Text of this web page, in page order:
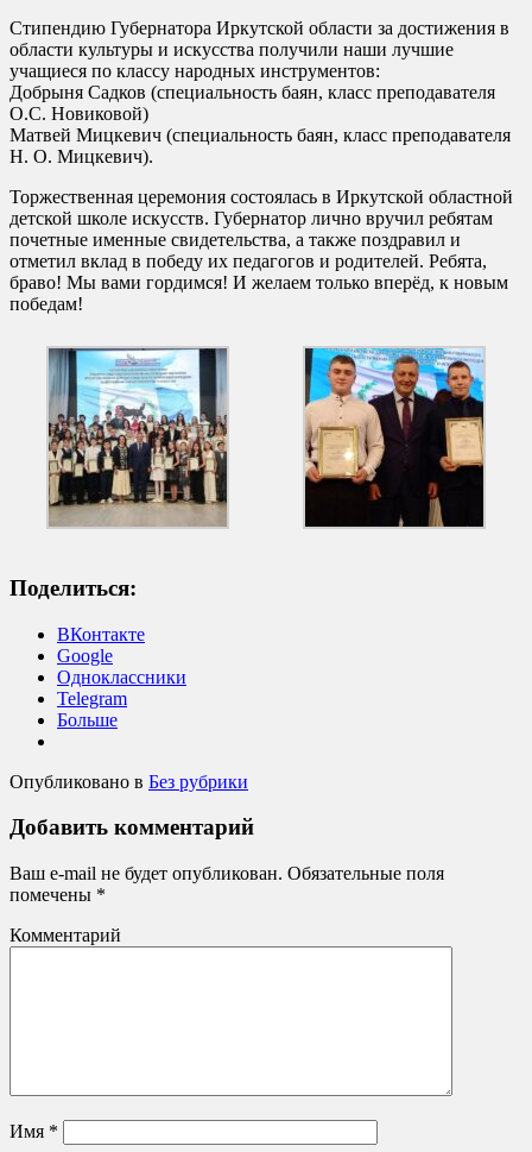
Стипендию Губернатора Иркутской области за достижения в
области культуры и искусства получили наши лучшие
учащиеся по классу народных инструментов:
Добрыня Садков (специальность баян, класс преподавателя
О.С. Новиковой)
Матвей Мицкевич (специальность баян, класс преподавателя
Н. О. Мицкевич).
Торжественная церемония состоялась в Иркутской областной
детской школе искусств. Губернатор лично вручил ребятам
почетные именные свидетельства, а также поздравил и
отметил вклад в победу их педагогов и родителей. Ребята,
браво! Мы вами гордимся! И желаем только вперёд, к новым
победам!
Поделиться:
ВКонтакте
Google
Одноклассники
Telegram
Больше
Опубликовано в Без рубрики
Добавить комментарий
Ваш e-mail не будет опубликован. Обязательные поля
помечены *
Комментарий
Имя *